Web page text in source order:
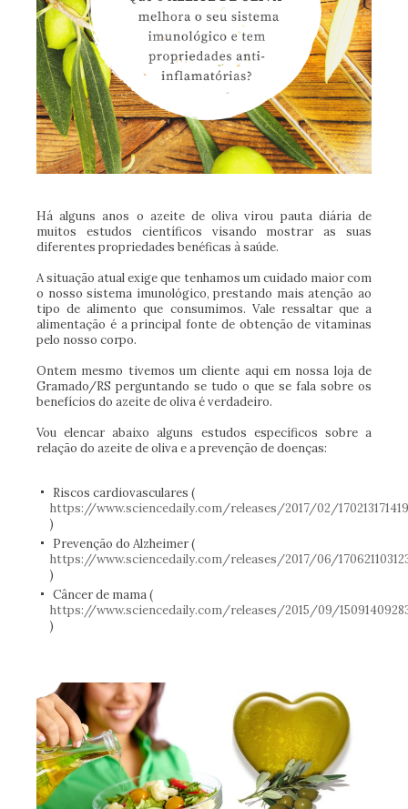
Há alguns anos o azeite de oliva virou pauta diária de
muitos estudos científicos visando mostrar as suas
diferentes propriedades benéficas à saúde.
A situação atual exige que tenhamos um cuidado maior com
o nosso sistema imunológico, prestando mais atenção ao
tipo de alimento que consumimos. Vale ressaltar que a
alimentação é a principal fonte de obtenção de vitaminas
pelo nosso corpo.
Ontem mesmo tivemos um cliente aqui em nossa loja de
Gramado/RS perguntando se tudo o que se fala sobre os
benefícios do azeite de oliva é verdadeiro.
Vou elencar abaixo alguns estudos específicos sobre a
relação do azeite de oliva e a prevenção de doenças:
Riscos cardiovasculares (
https://www.sciencedaily.com/releases/2017/02/
)
Prevenção do Alzheimer (
https://www.sciencedaily.com/releases/2017/06/
)
Câncer de mama (
https://www.sciencedaily.com/releases/2015/09/
)